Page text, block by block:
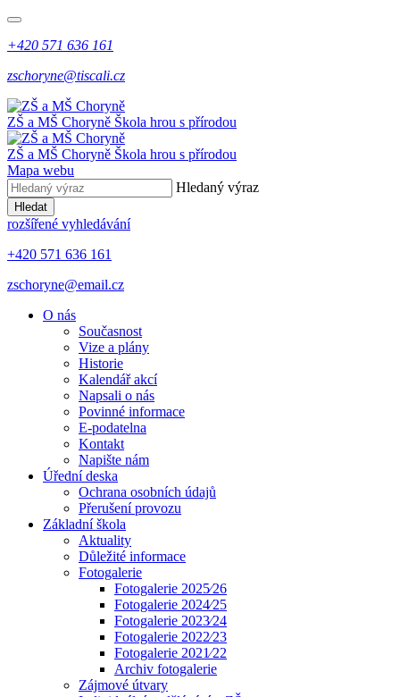
+420 571 636 161
zschoryne@tiscali.cz
ZŠ a MŠ Choryně Škola hrou s přírodou
ZŠ a MŠ Choryně Škola hrou s přírodou
Mapa webu
Hledaný výraz
Hledat
rozšířené vyhledávání
+420 571 636 161
zschoryne@email.cz
O nás
Současnost
Vize a plány
Historie
Kalendář akcí
Napsali o nás
Povinné informace
E-podatelna
Kontakt
Napište nám
Úřední deska
Ochrana osobních údajů
Přerušení provozu
Základní škola
Aktuality
Důležité informace
Fotogalerie
Fotogalerie 2025⁄26
Fotogalerie 2024⁄25
Fotogalerie 2023⁄24
Fotogalerie 2022⁄23
Fotogalerie 2021⁄22
Archiv fotogalerie
Zájmové útvary